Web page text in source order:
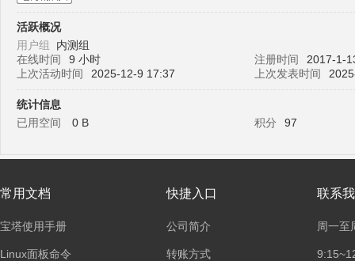
活跃概况
用户组 内测组
在线时间
9 小时 注册时间
2017-1-
上次活动时间
2025-12-9 17:37 上次发表时间
统计信息
已用空间
0 B 积分 97
常用文档
宝塔使用手册
Linux面板命令
快捷入口
公司简介
转账方式
联系
周一至